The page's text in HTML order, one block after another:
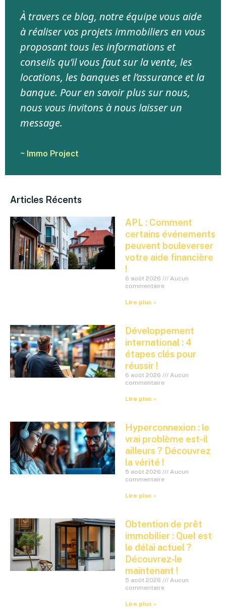
À travers ce blog, notre équipe vous aide
à réaliser vos projets immobiliers en vous
proposant tous les informations et
conseils qu’il vous faut sur la vente, les
locations, les banques et l’assurance et la
banque. Pour en savoir plus sur nous,
nous vous invitons à nous laisser un
message.
~ Immo Project
Articles Récents
APL : Comment
certains événements
peuvent bouleverser
votre aide financière
!
6 août 2026
Aucun
commentaire
Lire plus »
Développement
international : 4
étapes clés pour
réussir !
6 août 2026
Aucun
commentaire
Lire plus »
Hyperconnexion : le
vrai problème est-il
ailleurs ? Découvrez
la vérité !
5 août 2026
Aucun
commentaire
Lire plus »
Obtention de prêt
immobilier : Quel est
le délai actuel ?
Découvrez-le
maintenant !
5 août 2026
Aucun
commentaire
Lire plus »